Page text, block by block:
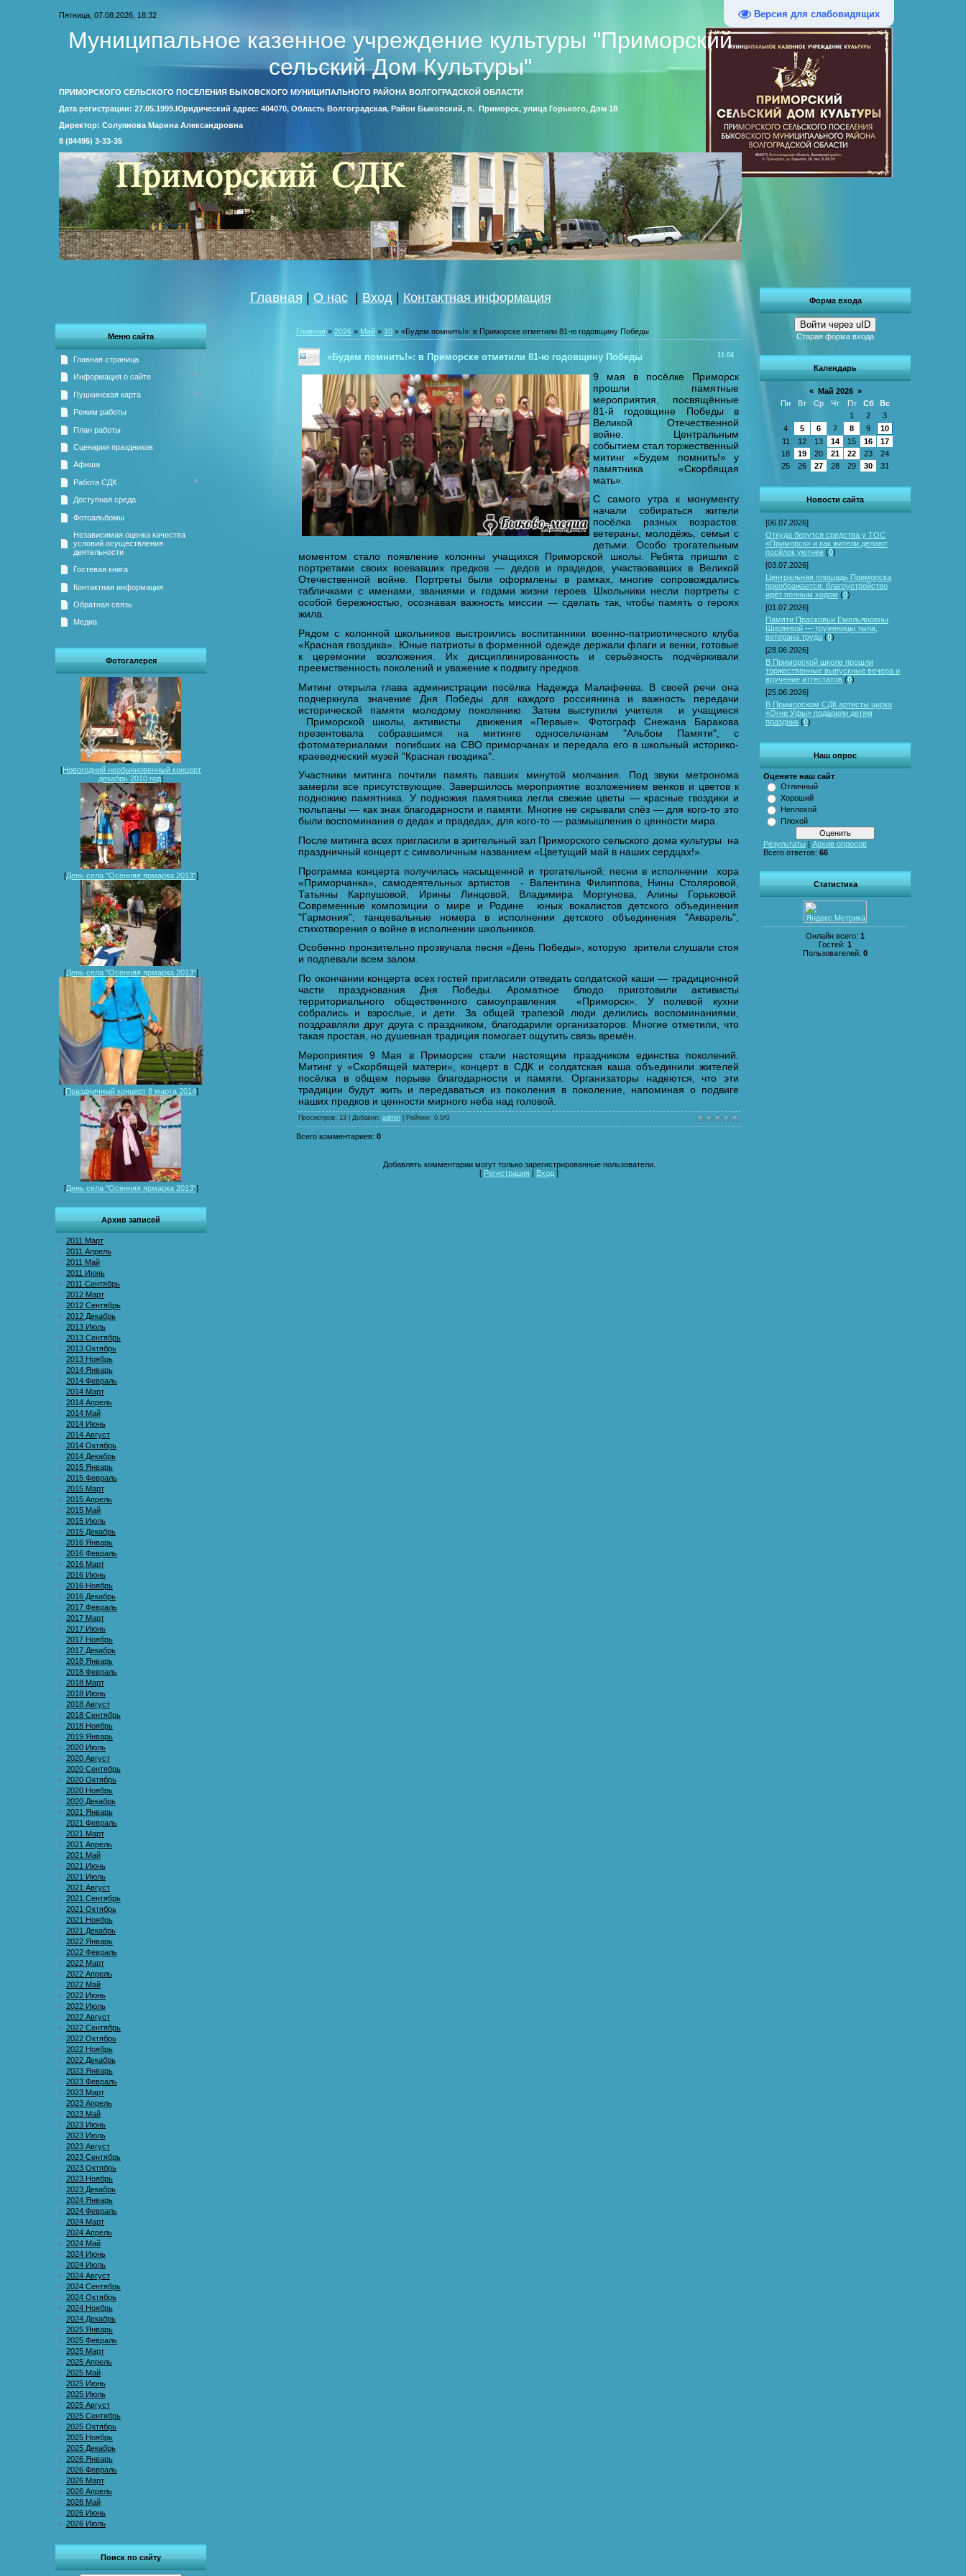
Версия для слабовидящих
Пятница, 07.08.2026, 18:32
Муниципальное казенное учреждение культуры "Приморский
сельский Дом Культуры"
ПРИМОРСКОГО СЕЛЬСКОГО ПОСЕЛЕНИЯ БЫКОВСКОГО МУНИЦИПАЛЬНОГО РАЙОНА ВОЛГОГРАДСКОЙ ОБЛАСТИ
Дата регистрации: 27.05.1999.Юридический адрес: 404070, Область Волгоградская, Район Быковский, п. Приморск, улица Горького, Дом 18
Директор: Солуянова Марина Александровна
8 (84495) 3-33-35
Главная О нас| Вход| Контактная информация Форма входа
Войти через uID
Старая форма входа
Календарь
« Май 2026 »
Пн
Вт Ср Чт Пт Сб
Вс
1
2
3
4
5 6 7 8 9
10
11
12 13 14 15 16
17
18
19 20 21 22 23
24
25
26 27 28 29 30 31
Новости сайта
[06.07.2026]
Откуда берутся средства у ТОС
«Приморск» и как жители делают
посёлок уютнее (0)
[03.07.2026]
Центральная площадь Приморска
преображается: благоустройство
идёт полным ходом (0)
[01.07.2026]
Памяти Прасковьи Емельяновны
Ширяевой — труженицы тыла,
ветерана труда (0)
[28.06.2026]
В Приморской школе прошли
торжественные выпускные вечера и
вручение аттестатов (0)
[25.06.2026]
В Приморском СДК артисты цирка
«Огни Уфы» подарили детям
праздник (0)
Наш опрос
Оцените наш сайт
Отличный
Хороший
Неплохой
Плохой
Результаты | Архив опросов
Всего ответов: 66
Статистика
Онлайн всего: 1
Гостей: 1
Пользователей: 0
Меню сайта
Главная страница
Информация о сайте
Пушкинская карта
Режим работы
План работы
Сценарии праздников
Афиша
Работа СДК
Доступная среда
Фотоальбомы
Независимая оценка качества
условий осуществления
деятельности
Гостевая книга
Контактная информация
Обратная связь
Медиа
Фотогалерея
[Новогодний необыкновенный концерт
декабрь 2010 год]
[День села "Осенняя ярмарка 2013"]
[День села "Осенняя ярмарка 2013"]
[Праздничный концерт 8 марта 2014]
[День села "Осенняя ярмарка 2013"]
Архив записей
2011 Март
2011 Апрель
2011 Май
2011 Июнь
2011 Сентябрь
2012 Март
2012 Сентябрь
2012 Декабрь
2013 Июль
2013 Сентябрь
2013 Октябрь
2013 Ноябрь
2014 Январь
2014 Февраль
2014 Март
2014 Апрель
2014 Май
2014 Июнь
2014 Август
2014 Октябрь
2014 Декабрь
2015 Январь
2015 Февраль
2015 Март
2015 Апрель
2015 Май
2015 Июль
2015 Декабрь
2016 Январь
2016 Февраль
2016 Март
2016 Июнь
2016 Ноябрь
2016 Декабрь
2017 Февраль
2017 Март
2017 Июнь
2017 Ноябрь
2017 Декабрь
2018 Январь
2018 Февраль
2018 Март
2018 Июнь
2018 Август
2018 Сентябрь
2018 Ноябрь
2019 Январь
2020 Июль
2020 Август
2020 Сентябрь
2020 Октябрь
2020 Ноябрь
2020 Декабрь
2021 Январь
2021 Февраль
2021 Март
2021 Апрель
2021 Май
2021 Июнь
2021 Июль
2021 Август
2021 Сентябрь
2021 Октябрь
2021 Ноябрь
2021 Декабрь
2022 Январь
2022 Февраль
2022 Март
2022 Апрель
2022 Май
2022 Июнь
2022 Июль
2022 Август
2022 Сентябрь
2022 Октябрь
2022 Ноябрь
2022 Декабрь
2023 Январь
2023 Февраль
2023 Март
2023 Апрель
2023 Май
2023 Июнь
2023 Июль
2023 Август
2023 Сентябрь
2023 Октябрь
2023 Ноябрь
2023 Декабрь
2024 Январь
2024 Февраль
2024 Март
2024 Апрель
2024 Май
2024 Июнь
2024 Июль
2024 Август
2024 Сентябрь
2024 Октябрь
2024 Ноябрь
2024 Декабрь
2025 Январь
2025 Февраль
2025 Март
2025 Апрель
2025 Май
2025 Июнь
2025 Июль
2025 Август
2025 Сентябрь
2025 Октябрь
2025 Ноябрь
2025 Декабрь
2026 Январь
2026 Февраль
2026 Март
2026 Апрель
2026 Май
2026 Июнь
2026 Июль
Поиск по сайту
Главная » 2026 » Май » 10 » «Будем помнить!»: в Приморске отметили 81‑ю годовщину Победы
11:04
«Будем помнить!»: в Приморске отметили 81‑ю годовщину Победы
9 мая в посёлке Приморск
прошли памятные
мероприятия, посвящённые
81‑й годовщине Победы в
Великой Отечественной
войне. Центральным
событием стал торжественный
митинг «Будем помнить!» у
памятника «Скорбящая
мать».
С самого утра к монументу
начали собираться жители
посёлка разных возрастов:
ветераны, молодёжь, семьи с
детьми. Особо трогательным
моментом стало появление колонны учащихся Приморской школы. Ребята пришли с
портретами своих воевавших предков — дедов и прадедов, участвовавших в Великой
Отечественной войне. Портреты были оформлены в рамках, многие сопровождались
табличками с именами, званиями и годами жизни героев. Школьники несли портреты с
особой бережностью, осознавая важность миссии — сделать так, чтобы память о героях
жила.
Рядом с колонной школьников выстроились воспитанники военно‑патриотического клуба
«Красная гвоздика». Юные патриоты в форменной одежде держали флаги и венки, готовые
к церемонии возложения. Их дисциплинированность и серьёзность подчёркивали
преемственность поколений и уважение к подвигу предков.
Митинг открыла глава администрации посёлка Надежда Малафеева. В своей речи она
подчеркнула значение Дня Победы для каждого россиянина и важность передачи
исторической памяти молодому поколению. Затем выступили учителя и учащиеся
Приморской школы, активисты движения «Первые». Фотограф Снежана Баракова
презентовала собравшимся на митинге односельчанам "Альбом Памяти", с
фотоматериалами погибших на СВО приморчанах и передала его в школьный историко-
краеведческий музей "Красная гвоздика".
Участники митинга почтили память павших минутой молчания. Под звуки метронома
замерли все присутствующие. Завершилось мероприятие возложением венков и цветов к
подножию памятника. У подножия памятника легли свежие цветы — красные гвоздики и
тюльпаны — как знак благодарности и памяти. Многие не скрывали слёз — для кого‑то это
были воспоминания о дедах и прадедах, для кого‑то — размышления о ценности мира.
После митинга всех пригласили в зрительный зал Приморского сельского дома культуры на
праздничный концерт с символичным названием «Цветущий май в наших сердцах!».
Программа концерта получилась насыщенной и трогательной: песни в исполнении хора
«Приморчанка», самодеятельных артистов - Валентина Филиппова, Нины Столяровой,
Татьяны Карпушовой, Ирины Линцовой, Владимира Моргунова, Алины Горьковой.
Современные композиции о мире и Родине юных вокалистов детского объединения
"Гармония"; танцевальные номера в исполнении детского объединения "Акварель",
стихотворения о войне в исполнении школьников.
Особенно пронзительно прозвучала песня «День Победы», которую зрители слушали стоя
и подпевали всем залом.
По окончании концерта всех гостей пригласили отведать солдатской каши — традиционной
части празднования Дня Победы. Ароматное блюдо приготовили активисты
территориального общественного самоуправления «Приморск». У полевой кухни
собрались и взрослые, и дети. За общей трапезой люди делились воспоминаниями,
поздравляли друг друга с праздником, благодарили организаторов. Многие отметили, что
такая простая, но душевная традиция помогает ощутить связь времён.
Мероприятия 9 Мая в Приморске стали настоящим праздником единства поколений.
Митинг у «Скорбящей матери», концерт в СДК и солдатская каша объединили жителей
посёлка в общем порыве благодарности и памяти. Организаторы надеются, что эти
традиции будут жить и передаваться из поколения в поколение, напоминая о подвиге
наших предков и ценности мирного неба над головой.
Просмотров: 13 | Добавил: admin Рейтинг: 0.0/0
Всего комментариев: 0
Добавлять комментарии могут только зарегистрированные пользователи.
[ Регистрация | Вход ]